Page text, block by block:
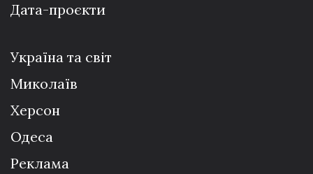
Дата-проєкти
Україна та світ
Миколаїв
Херсон
Одеса
Реклама